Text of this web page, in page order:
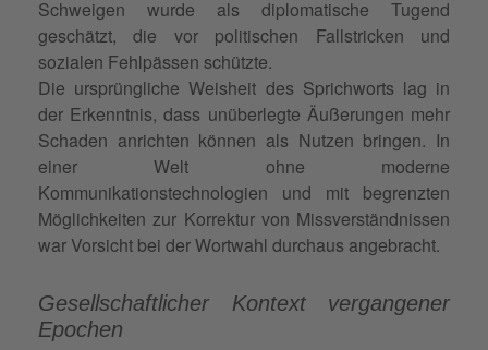
Schweigen wurde als diplomatische Tugend
geschätzt, die vor politischen Fallstricken und
sozialen Fehlpässen schützte.
Die ursprüngliche Weisheit des Sprichworts lag in
der Erkenntnis, dass unüberlegte Äußerungen mehr
Schaden anrichten können als Nutzen bringen. In
einer Welt ohne moderne
Kommunikationstechnologien und mit begrenzten
Möglichkeiten zur Korrektur von Missverständnissen
war Vorsicht bei der Wortwahl durchaus angebracht.
Gesellschaftlicher Kontext vergangener
Epochen